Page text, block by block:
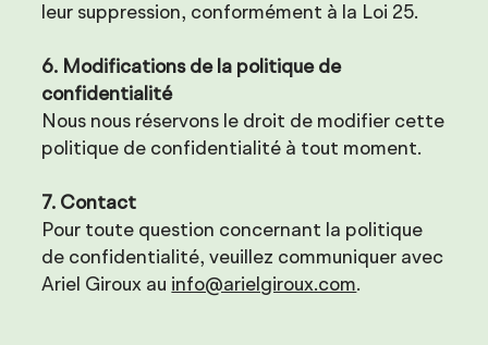
leur suppression, conformément à la Loi 25.
6. Modifications de la politique de
confidentialité
Nous nous réservons le droit de modifier cette
politique de confidentialité à tout moment.
7. Contact
Pour toute question concernant la politique
de confidentialité, veuillez communiquer avec
Ariel Giroux au info@arielgiroux.com.